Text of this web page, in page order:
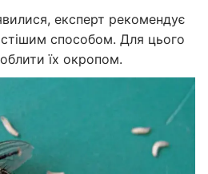
експерт рекомендує
способом. Для цього
їх окропом.